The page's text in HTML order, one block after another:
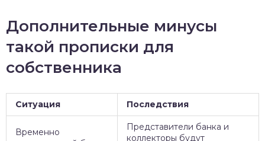
Дополнительные минусы
такой прописки для
собственника
Ситуация Последствия
Временно
Представители банка и
коллекторы будут